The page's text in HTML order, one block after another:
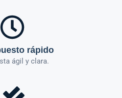
rápido
ágil y clara.